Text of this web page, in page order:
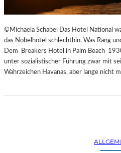
©Michaela Schabel Das Hotel National
das Nobelhotel schlechthin. Was Rang
Dem Breakers Hotel in Palm Beach
unter sozialistischer Führung zwar mit
Wahrzeichen Havanas, aber lange nicht